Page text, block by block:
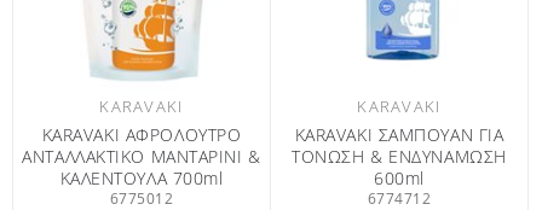
KARAVAKI
KARAVAKI ΑΦΡΟΛΟΥΤΡΟ
ΑΝΤΑΛΛΑΚΤΙΚΟ ΜΑΝΤΑΡΙΝΙ &
ΚΑΛΕΝΤΟΥΛΑ 700ml
6775012
KARAVAKI
KARAVAKI ΣΑΜΠΟΥΑΝ ΓΙΑ
ΤΟΝΩΣΗ & ΕΝΔΥΝΑΜΩΣΗ
600ml
6774712